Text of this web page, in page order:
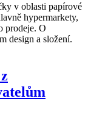
v oblasti papírové
hypermarkety,
prodeje. O
design a složení.